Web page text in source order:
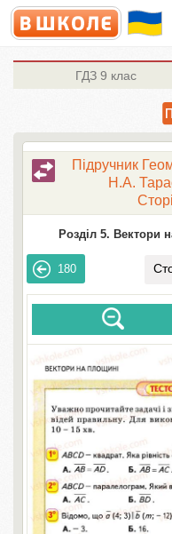
ГДЗ 9 клас
Підручник
Н.А.
Розділ 5. Вектори
180